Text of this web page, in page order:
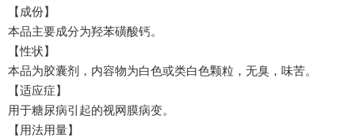
【成份】
本品主要成分为羟苯磺酸钙。
【性状】
本品为胶囊剂，内容物为白色或类白色颗粒，无臭，味苦。
【适应症】
用于糖尿病引起的视网膜病变。
【用法用量】